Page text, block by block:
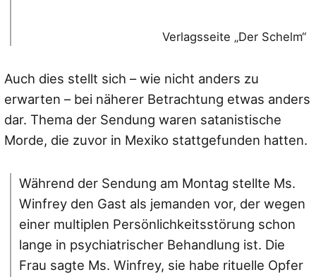
Verlagsseite „Der Schelm“
Auch dies stellt sich – wie nicht anders zu
erwarten – bei näherer Betrachtung etwas anders
dar. Thema der Sendung waren satanistische
Morde, die zuvor in Mexiko stattgefunden hatten.
Während der Sendung am Montag stellte Ms.
Winfrey den Gast als jemanden vor, der wegen
einer multiplen Persönlichkeitsstörung schon
lange in psychiatrischer Behandlung ist. Die
Frau sagte Ms. Winfrey, sie habe rituelle Opfer